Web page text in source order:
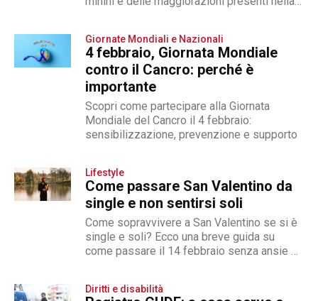
Giornate Mondiali e Nazionali
4 febbraio, Giornata Mondiale
contro il Cancro: perché è
importante
Scopri come partecipare alla Giornata
Mondiale del Cancro il 4 febbraio:
sensibilizzazione, prevenzione e supporto
Lifestyle
Come passare San Valentino da
single e non sentirsi soli
Come sopravvivere a San Valentino se si è
single e soli? Ecco una breve guida su
come passare il 14 febbraio senza ansie e
Diritti e disabilità